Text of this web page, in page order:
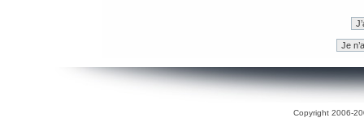
Copyright 2006-